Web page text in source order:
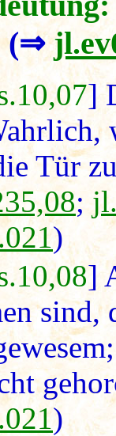
(⇒
]
Tür
;
)
]
sind,
)